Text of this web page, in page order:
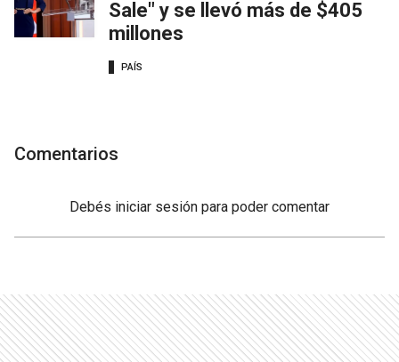
Sale" y se llevó más de $405
millones
PAÍS
Comentarios
Debés iniciar sesión para poder comentar